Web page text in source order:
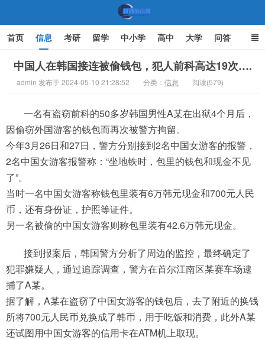
首页 信息 考研 留学 中小学 高中 大学 问答
文化 家庭教育
中国人在韩国接连被偷钱包，犯人前科高达19次….
admin 发布于 2024-05-10 21:28:52 分类： 信息 阅读(579)
一名有盗窃前科的50多岁韩国男性A某在出狱4个月后，
因偷窃外国游客的钱包而再次被警方拘留。
今年3月26日和27日，警方分别接到2名中国女游客的报警，
2名中国女游客报警称：“坐地铁时，包里的钱包和现金不见
了”。
当时一名中国女游客称钱包里装有6万韩元现金和700元人民
币，还有身份证，护照等证件。
另一名被偷的中国女游客则称包里装有42.6万韩元现金。
接到报案后，韩国警方分析了周边的监控，最终确定了
犯罪嫌疑人，通过追踪调查，警方在首尔江南区某赛车场逮
捕了A某。
据了解，A某在盗窃了中国女游客的钱包后，去了附近的换钱
所将700元人民币兑换成了韩币，用于吃饭和消费，此外A某
还试图用中国女游客的信用卡在ATM机上取现。